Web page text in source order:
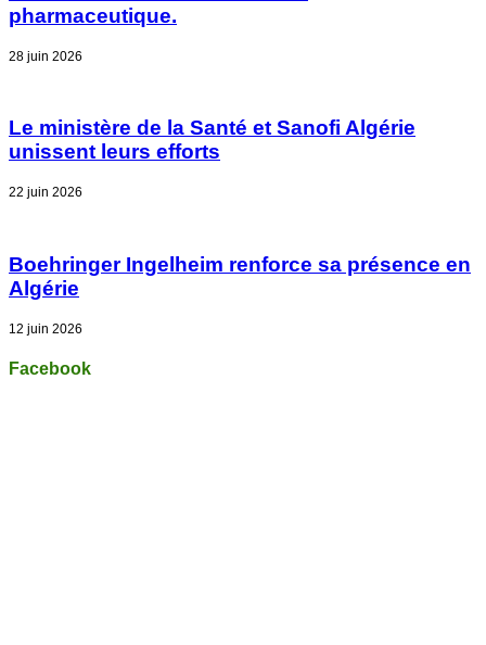
pharmaceutique.
28 juin 2026
Le ministère de la Santé et Sanofi Algérie
unissent leurs efforts
22 juin 2026
Boehringer Ingelheim renforce sa présence en
Algérie
12 juin 2026
Facebook